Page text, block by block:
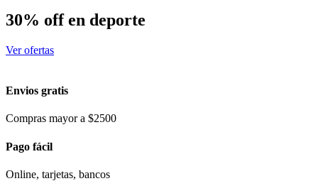
30% off en deporte
Ver ofertas
Envios gratis
Compras mayor a $2500
Pago fácil
Online, tarjetas, bancos